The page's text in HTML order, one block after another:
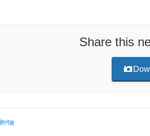
Share this